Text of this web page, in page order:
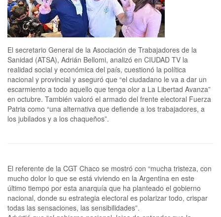
El secretario General de la Asociación de Trabajadores de la
Sanidad (ATSA), Adrián Bellomi, analizó en CIUDAD TV la
realidad social y económica del país, cuestionó la política
nacional y provincial y aseguró que “el ciudadano le va a dar un
escarmiento a todo aquello que tenga olor a La Libertad Avanza”
en octubre. También valoró el armado del frente electoral Fuerza
Patria como “una alternativa que defiende a los trabajadores, a
los jubilados y a los chaqueños”.
El referente de la CGT Chaco se mostró con “mucha tristeza, con
mucho dolor lo que se está viviendo en la Argentina en este
último tiempo por esta anarquía que ha planteado el gobierno
nacional, donde su estrategia electoral es polarizar todo, crispar
todas las sensaciones, las sensibilidades”.